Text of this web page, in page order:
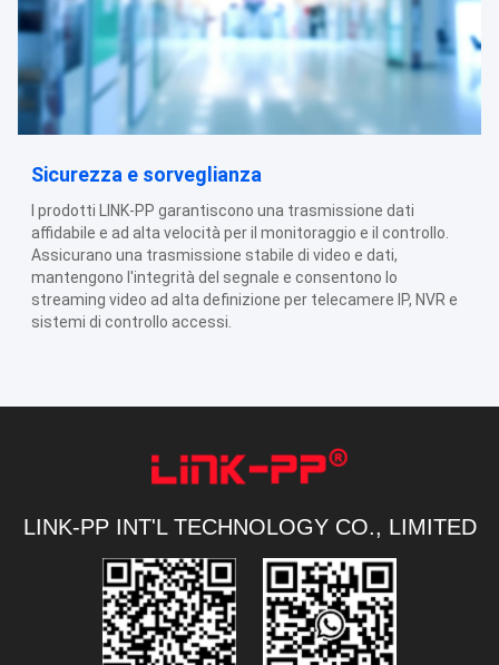
Sicurezza e sorveglianza
I prodotti LINK-PP garantiscono una trasmissione dati
affidabile e ad alta velocità per il monitoraggio e il controllo.
Assicurano una trasmissione stabile di video e dati,
mantengono l'integrità del segnale e consentono lo
streaming video ad alta definizione per telecamere IP, NVR e
sistemi di controllo accessi.
LINK-PP INT'L TECHNOLOGY CO., LIMITED